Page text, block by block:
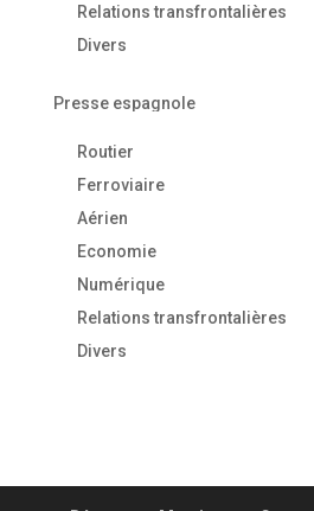
Relations transfrontalières
Divers
Presse espagnole
Routier
Ferroviaire
Aérien
Economie
Numérique
Relations transfrontalières
Divers